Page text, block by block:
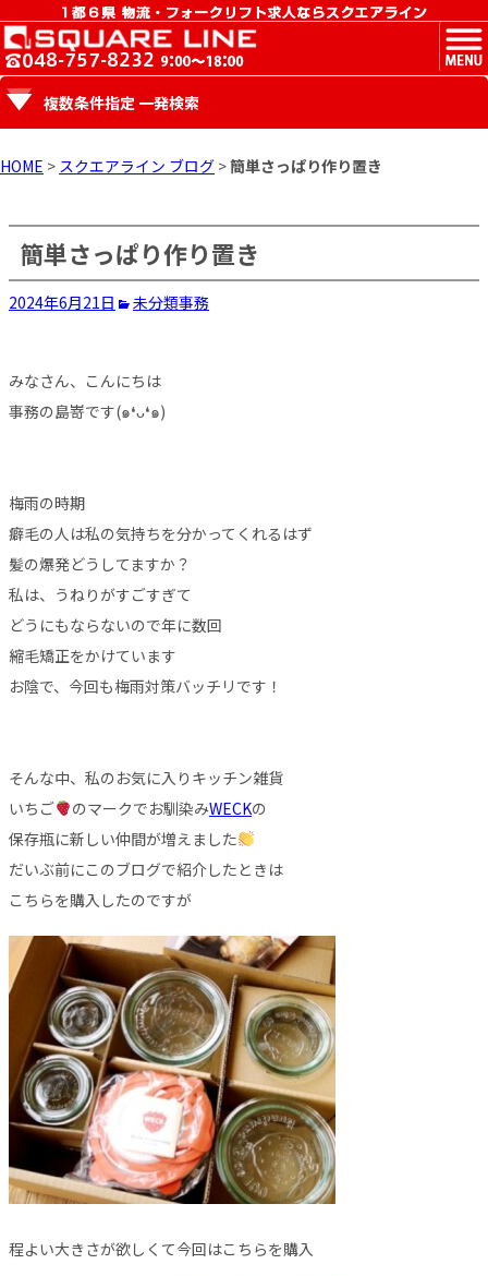
MENU
複数条件指定 一発検索
HOME > スクエアライン ブログ >簡単さっぱり作り置き
簡単さっぱり作り置き
2024年6月21日 未分類事務
みなさん、こんにちは
事務の島嵜です(๑❛ᴗ❛๑)
梅雨の時期
癖毛の人は私の気持ちを分かってくれるはず
髪の爆発どうしてますか？
私は、うねりがすごすぎて
どうにもならないので年に数回
縮毛矯正をかけています
お陰で、今回も梅雨対策バッチリです！
そんな中、私のお気に入りキッチン雑貨
いちご
のマークでお馴染みWECKの
保存瓶に新しい仲間が増えました
だいぶ前にこのブログで紹介したときは
こちらを購入したのですが
程よい大きさが欲しくて今回はこちらを購入